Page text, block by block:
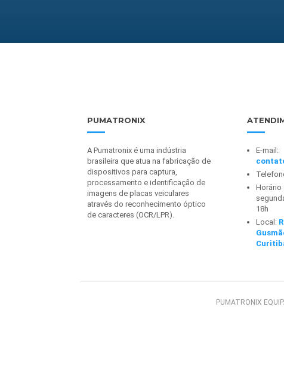
PUMATRONIX
A Pumatronix é uma indústria
brasileira que atua na fabricação de
dispositivos para captura,
processamento e identificação de
imagens de placas veiculares
através do reconhecimento óptico
de caracteres (OCR/LPR).
E-mail:
Horário
18h
Local:
PUMATRONIX